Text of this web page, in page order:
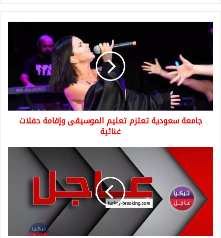
جامعة
سعودية
تعليم
الموسيقى
وإقامة
حفلات
غنائية
جامعة سعودية تعتزم تعليم الموسيقى وإقامة حفلات
غنائية
اسرائيلية
جديدة
تستهدف